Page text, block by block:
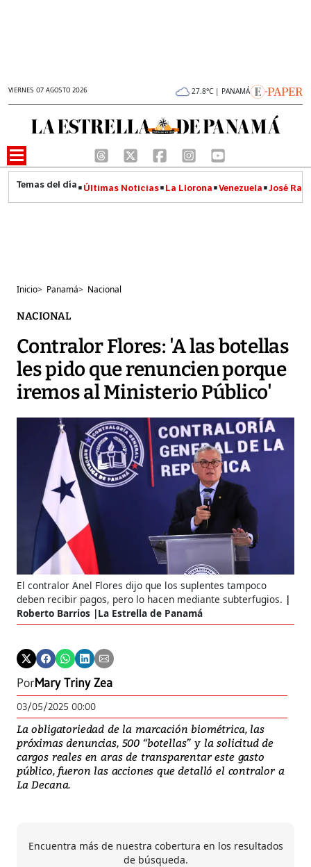
VIERNES 07 AGOSTO 2026 27.8°C | PANAMÁ
Últimas Noticias La Llorona Venezuela José
Inicio> Panamá> Nacional
NACIONAL
Contralor Flores: 'A las botellas
les pido que renuncien porque
iremos al Ministerio Público'
El contralor Anel Flores dijo que los suplentes tampoco
deben recibir pagos, pero lo hacen mediante subterfugios.
Roberto Barrios |La Estrella de Panamá
PorMary Triny Zea
03/05/2025 00:00
La obligatoriedad de la marcación biométrica, las
próximas denuncias, 500 “botellas” y la solicitud de
cargos reales en aras de transparentar este gasto
público, fueron las acciones que detalló el contralor a
La Decana.
Encuentra más de nuestra cobertura en los resultados
de búsqueda.